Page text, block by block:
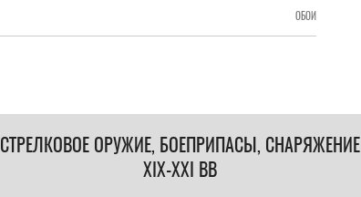
ОБОИ
СТРЕЛКОВОЕ ОРУЖИЕ, БОЕПРИПАСЫ, СНАРЯЖЕНИЕ
XIX-XXI ВВ